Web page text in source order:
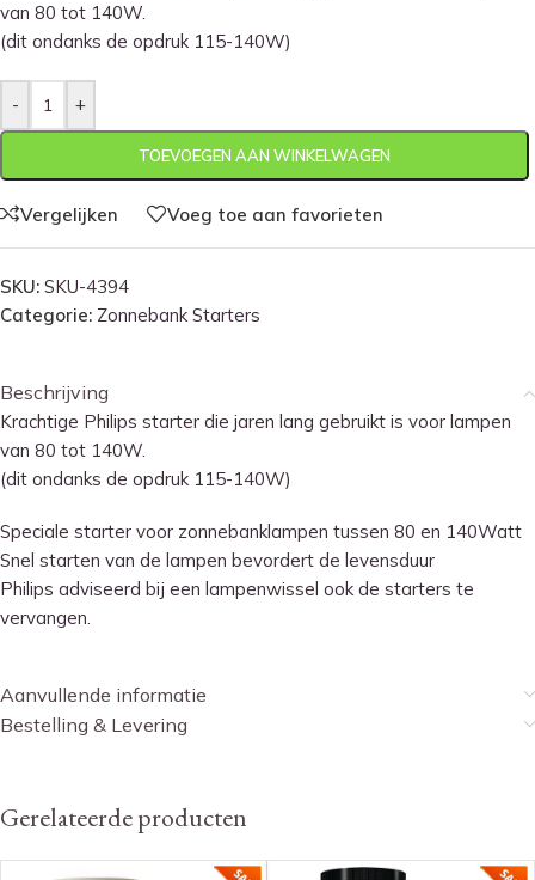
van 80 tot 140W.
(dit ondanks de opdruk 115-140W)
- +
TOEVOEGEN AAN WINKELWAGEN
Vergelijken Voeg toe aan favorieten
SKU: SKU-4394
Categorie: Zonnebank Starters
Beschrijving
Krachtige Philips starter die jaren lang gebruikt is voor lampen
van 80 tot 140W.
(dit ondanks de opdruk 115-140W)
Speciale starter voor zonnebanklampen tussen 80 en 140Watt
Snel starten van de lampen bevordert de levensduur
Philips adviseerd bij een lampenwissel ook de starters te
vervangen.
Aanvullende informatie
Bestelling & Levering
Gerelateerde producten